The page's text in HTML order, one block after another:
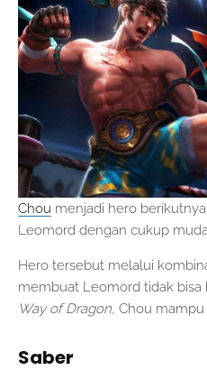
Chou menjadi hero
Leomord dengan cukup
Hero tersebut melalui
membuat Leomord tidak
Way of Dragon, Chou
Saber